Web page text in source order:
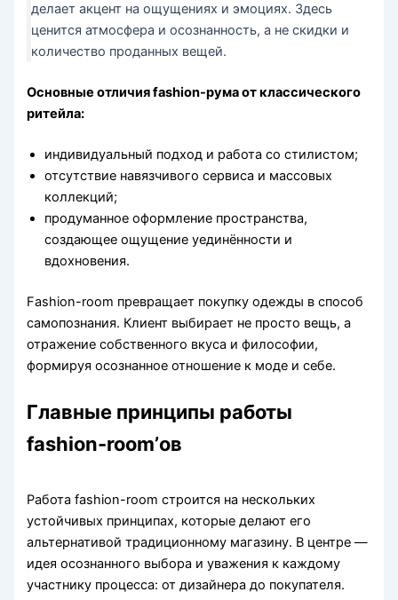
делает акцент на ощущениях и эмоциях. Здесь
ценится атмосфера и осознанность, а не скидки и
количество проданных вещей.
Основные отличия fashion-рума от классического
ритейла:
индивидуальный подход и работа со стилистом;
отсутствие навязчивого сервиса и массовых
коллекций;
продуманное оформление пространства,
создающее ощущение уединённости и
вдохновения.
Fashion-room превращает покупку одежды в способ
самопознания. Клиент выбирает не просто вещь, а
отражение собственного вкуса и философии,
формируя осознанное отношение к моде и себе.
Главные принципы работы
fashion-room’ов
Работа fashion-room строится на нескольких
устойчивых принципах, которые делают его
альтернативой традиционному магазину. В центре —
идея осознанного выбора и уважения к каждому
участнику процесса: от дизайнера до покупателя.